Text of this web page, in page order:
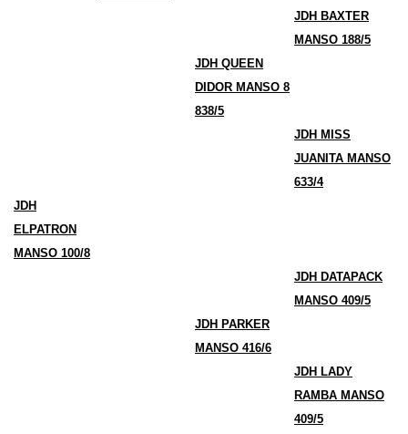
JDH BAXTER
MANSO 188/5
JDH QUEEN
DIDOR MANSO 8
838/5
JDH MISS
JUANITA MANSO
633/4
JDH
ELPATRON
MANSO 100/8
JDH DATAPACK
MANSO 409/5
JDH PARKER
MANSO 416/6
JDH LADY
RAMBA MANSO
409/5